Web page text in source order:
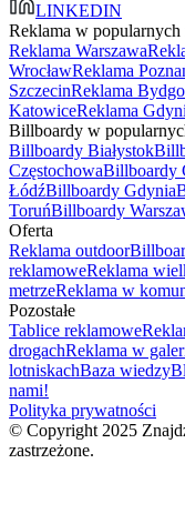
LINKEDIN
Reklama w popularnych
Reklama Warszawa
WrocławReklama
SzczecinReklama
KatowiceReklama
Billboardy w
Billboardy Białystok
CzęstochowaBillboardy
ŁódźBillboardy Gdynia
ToruńBillboardy
Oferta
Reklama outdoor
reklamoweReklama
metrzeReklama w
Pozostałe
Tablice reklamowe
drogachReklama w
lotniskachBaza wiedzy
nami!
Polityka prywatności
© Copyright 2025
zastrzeżone.